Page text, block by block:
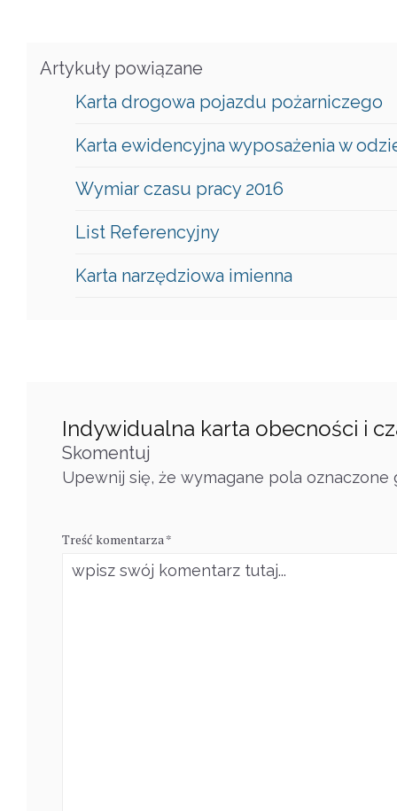
Artykuły powiązane
Karta drogowa pojazdu pożarniczego
Karta ewidencyjna wyposażenia w
Wymiar czasu pracy 2016
List Referencyjny
Karta narzędziowa imienna
Indywidualna karta obecności i
Skomentuj
Upewnij się, że wymagane pola oznaczone
Treść komentarza *